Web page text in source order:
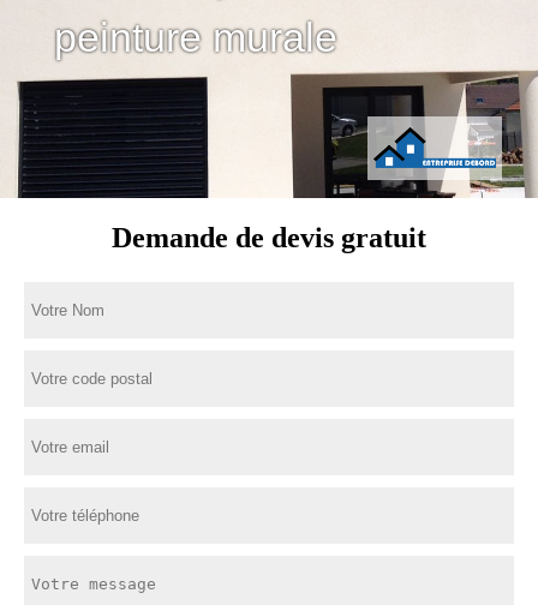
peinture murale
Demande de devis gratuit